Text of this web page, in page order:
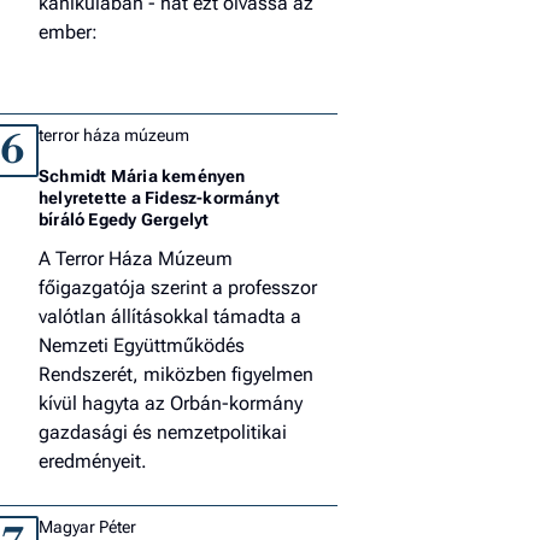
ember:
6 terror háza múzeum
Schmidt Mária keményen
helyretette a Fidesz-kormányt
bíráló Egedy Gergelyt
A Terror Háza Múzeum
főigazgatója szerint a professzor
valótlan állításokkal támadta a
Nemzeti Együttműködés
Rendszerét, miközben figyelmen
kívül hagyta az Orbán-kormány
gazdasági és nemzetpolitikai
eredményeit.
Magyar Péter